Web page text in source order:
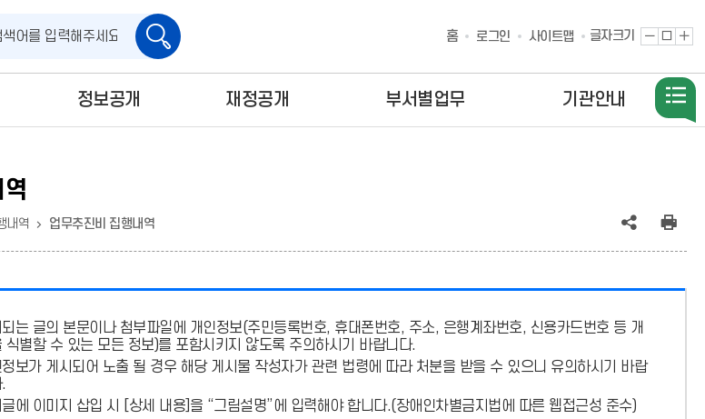
검
색
홈 로그인 사이트맵 글자크기
글
축
원
대
로
글
확
대
정보공개 재정공개 부서별업무 기관안내
내역 업무추진비 집행내역
공
(상
태
:
는 글의 본문이나 첨부파일에 개인정보(주민등록번호, 휴대폰번호, 주소, 은행계좌번호, 신용카드번호 등 개
식별할 수 있는 모든 정보)를 포함시키지 않도록 주의하시기 바랍니다.
보가 게시되어 노출 될 경우 해당 게시물 작성자가 관련 법령에 따라 처분을 받을 수 있으니 유의하시기 바랍
에 이미지 삽입 시 [상세 내용]을 “그림설명”에 입력해야 합니다.(장애인차별금지법에 따른 웹접근성 준수)